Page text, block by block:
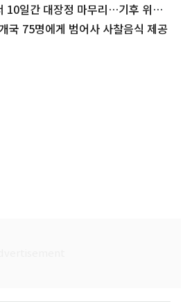
10일간 대장정 마무리…기후 위기
국 75명에게 범어사 사찰음식 제공